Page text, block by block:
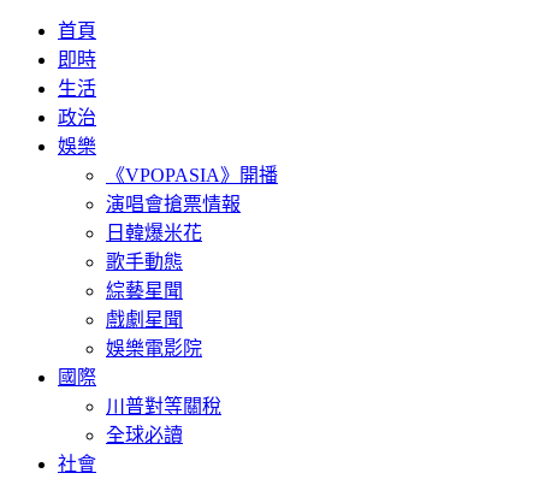
首頁
即時
生活
政治
娛樂
《VPOPASIA》開播
演唱會搶票情報
日韓爆米花
歌手動態
綜藝星聞
戲劇星聞
娛樂電影院
國際
川普對等關稅
全球必讀
社會